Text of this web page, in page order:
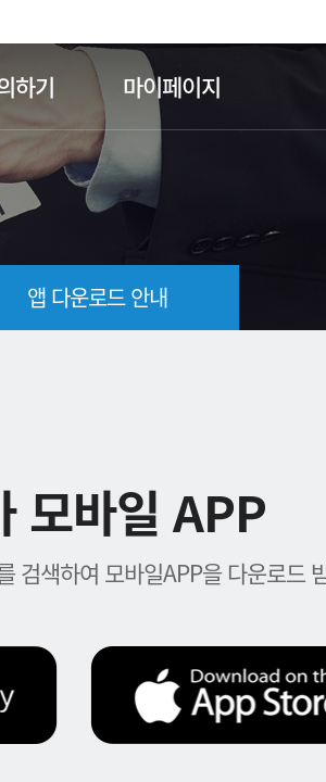
하기 마이페이지
앱 다운로드 안내
모바일 APP
검색하여 모바일APP을 다운로드